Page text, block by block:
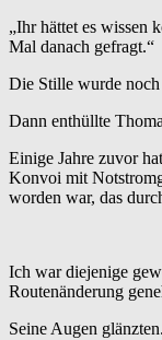
„Ihr hättet es wissen
Mal danach gefragt.“
Die Stille wurde noch
Dann enthüllte
Einige Jahre zuvor
Konvoi mit
worden war, das
Ich war diejenige
Routenänderung
Seine Augen glänzten.